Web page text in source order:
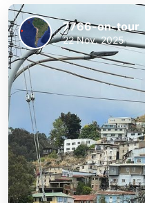
7766-on-tour
22 Nov. 2025